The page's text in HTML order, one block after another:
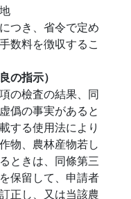
つき、省令で定め
数料を徴収するこ
の指示）
の檢査の結果、同
僞の事実があると
する使用法により
物、農林産物若し
ときは、同條第三
保留して、申請者
正し、又は当該農